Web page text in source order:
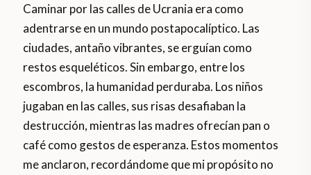
Caminar por las calles de Ucrania era como
adentrarse en un mundo postapocalíptico. Las
ciudades, antaño vibrantes, se erguían como
restos esqueléticos. Sin embargo, entre los
escombros, la humanidad perduraba. Los niños
jugaban en las calles, sus risas desafiaban la
destrucción, mientras las madres ofrecían pan o
café como gestos de esperanza. Estos momentos
me anclaron, recordándome que mi propósito no